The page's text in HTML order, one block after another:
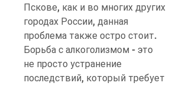
Пскове, как и во многих других
городах России, данная
проблема также остро стоит.
Борьба с алкоголизмом - это
не просто устранение
последствий, который требует